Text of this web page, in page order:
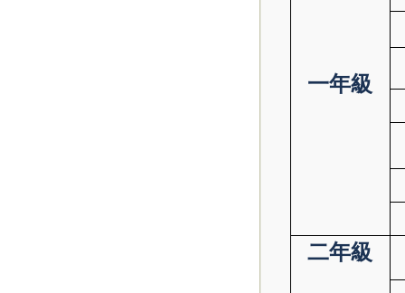
一年級
二年級